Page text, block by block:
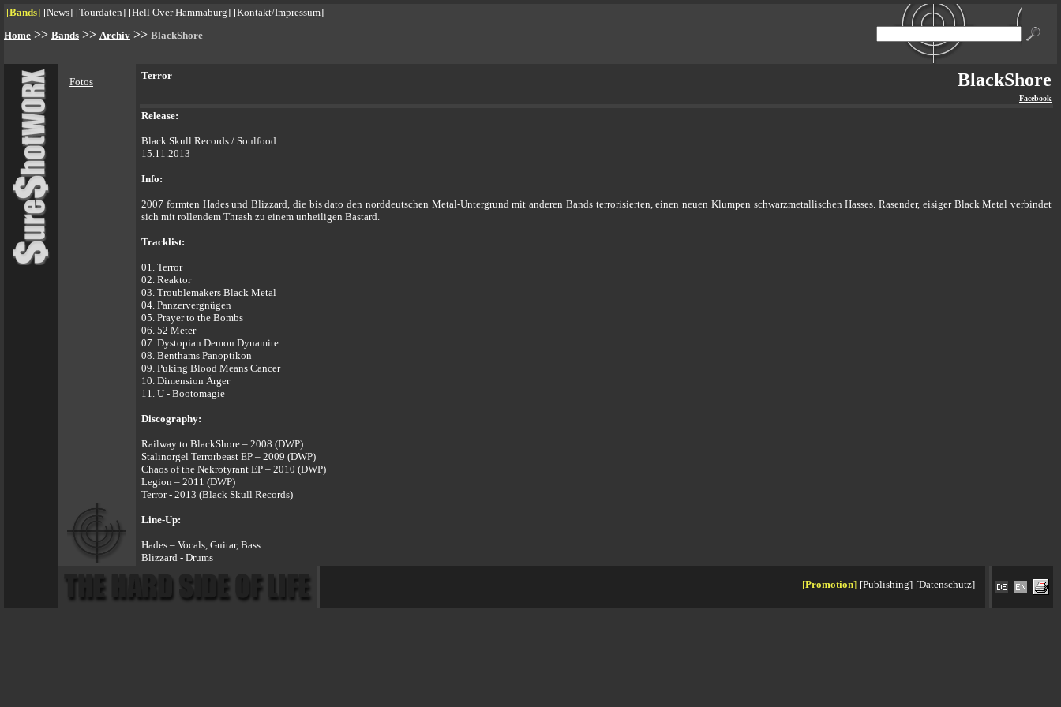
[Bands] [News] [Tourdaten] [Hell Over Hammaburg] [Kontakt/Impressum]
Home >> Bands >> Archiv >> BlackShore
Fotos
Terror BlackShore
Facebook
Release:
Black Skull Records / Soulfood
15.11.2013
Info:
2007 formten Hades und Blizzard, die bis dato den norddeutschen Metal-Untergrund mit anderen Bands terrorisierten, einen neuen Klumpen schwarzmetallischen Hasses. Rasender, eisiger Black Metal verbindet
sich mit rollendem Thrash zu einem unheiligen Bastard.
Tracklist:
01. Terror
02. Reaktor
03. Troublemakers Black Metal
04. Panzervergnügen
05. Prayer to the Bombs
06. 52 Meter
07. Dystopian Demon Dynamite
08. Benthams Panoptikon
09. Puking Blood Means Cancer
10. Dimension Ärger
11. U - Bootomagie
Discography:
Railway to BlackShore – 2008 (DWP)
Stalinorgel Terrorbeast EP – 2009 (DWP)
Chaos of the Nekrotyrant EP – 2010 (DWP)
Legion – 2011 (DWP)
Terror - 2013 (Black Skull Records)
Line-Up:
Hades – Vocals, Guitar, Bass
Blizzard - Drums
[Promotion] [Publishing] [Datenschutz]